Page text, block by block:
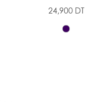
24,900 DT